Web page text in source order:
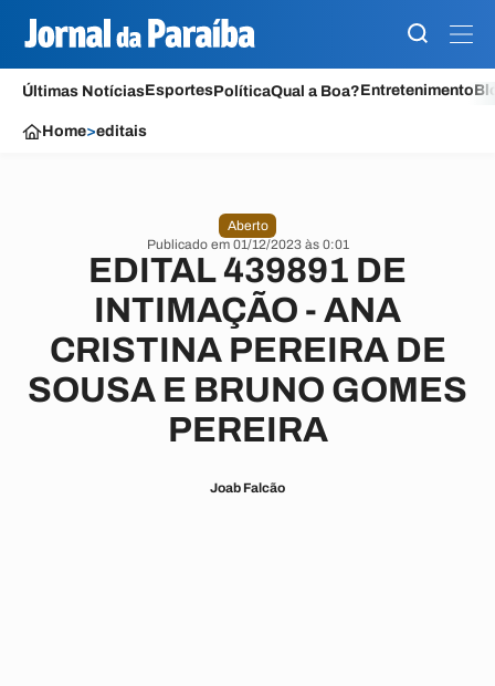
Últimas NotíciasEsportesPolíticaQual a Boa?Entretenimento
Home>editais
Aberto
Publicado em 01/12/2023 às 0:01
EDITAL 439891 DE
INTIMAÇÃO - ANA
CRISTINA PEREIRA DE
SOUSA E BRUNO GOMES
PEREIRA
Joab Falcão